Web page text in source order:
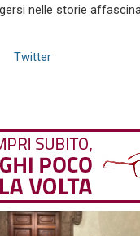
nelle storie
Twitter